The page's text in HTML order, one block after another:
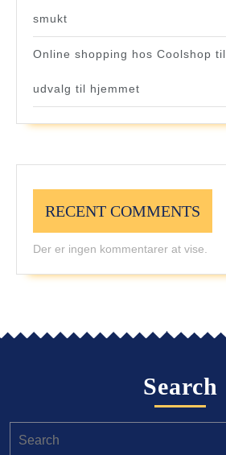
smukt
Online shopping hos Coolshop
udvalg til hjemmet
RECENT COMMENTS
Der er ingen kommentarer at vise.
Search
for: